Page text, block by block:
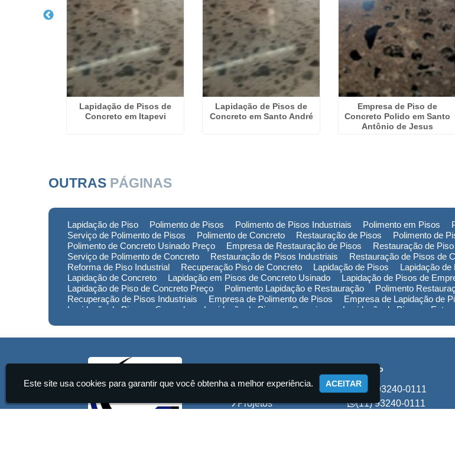
Lapidação de Pisos de
Concreto em Itapevi
Lapidação de Pisos de
Concreto em Santo André
Empresa de Piso de
Concreto Polido em Santo
Antônio de Jesus
OUTRAS PÁGINAS
Lapidação de Piso Polimento de Pisos Polimento de Pisos Industriais Polimento em Pisos
Serviço de Polimento de Pisos
Polimento de Concreto Restauração de Pisos Polimento de
Polimento de Concreto Usinado Preço
Empresa de Restauração de Pisos Restauração de
Serviço de Polimento de Concreto
Restauração de Pisos Industriais Restauração de Pisos de
Reforma de Piso Industrial
Recuperação Piso de Concreto Lapidação de Pisos Lapidação de
Lapidação de Concreto
Lapidação em Pisos de Concreto Usinado Lapidação de Pisos de
Lapidação de Piso de Concreto Preço
Polimento Lapidação e Restauração Polimento
Recuperação de Pisos Industriais
Empresa de Polimento de Pisos Empresa de Lapidação de
Lapidação de Piso em Sorocaba
Lapidação de Piso em Campinas Lapidação de Piso em
Home
Projetos
Contato
(11) 93240-0111
(11) 93240-0111
Este site usa cookies para garantir que você obtenha a melhor experiência. ACEITAR